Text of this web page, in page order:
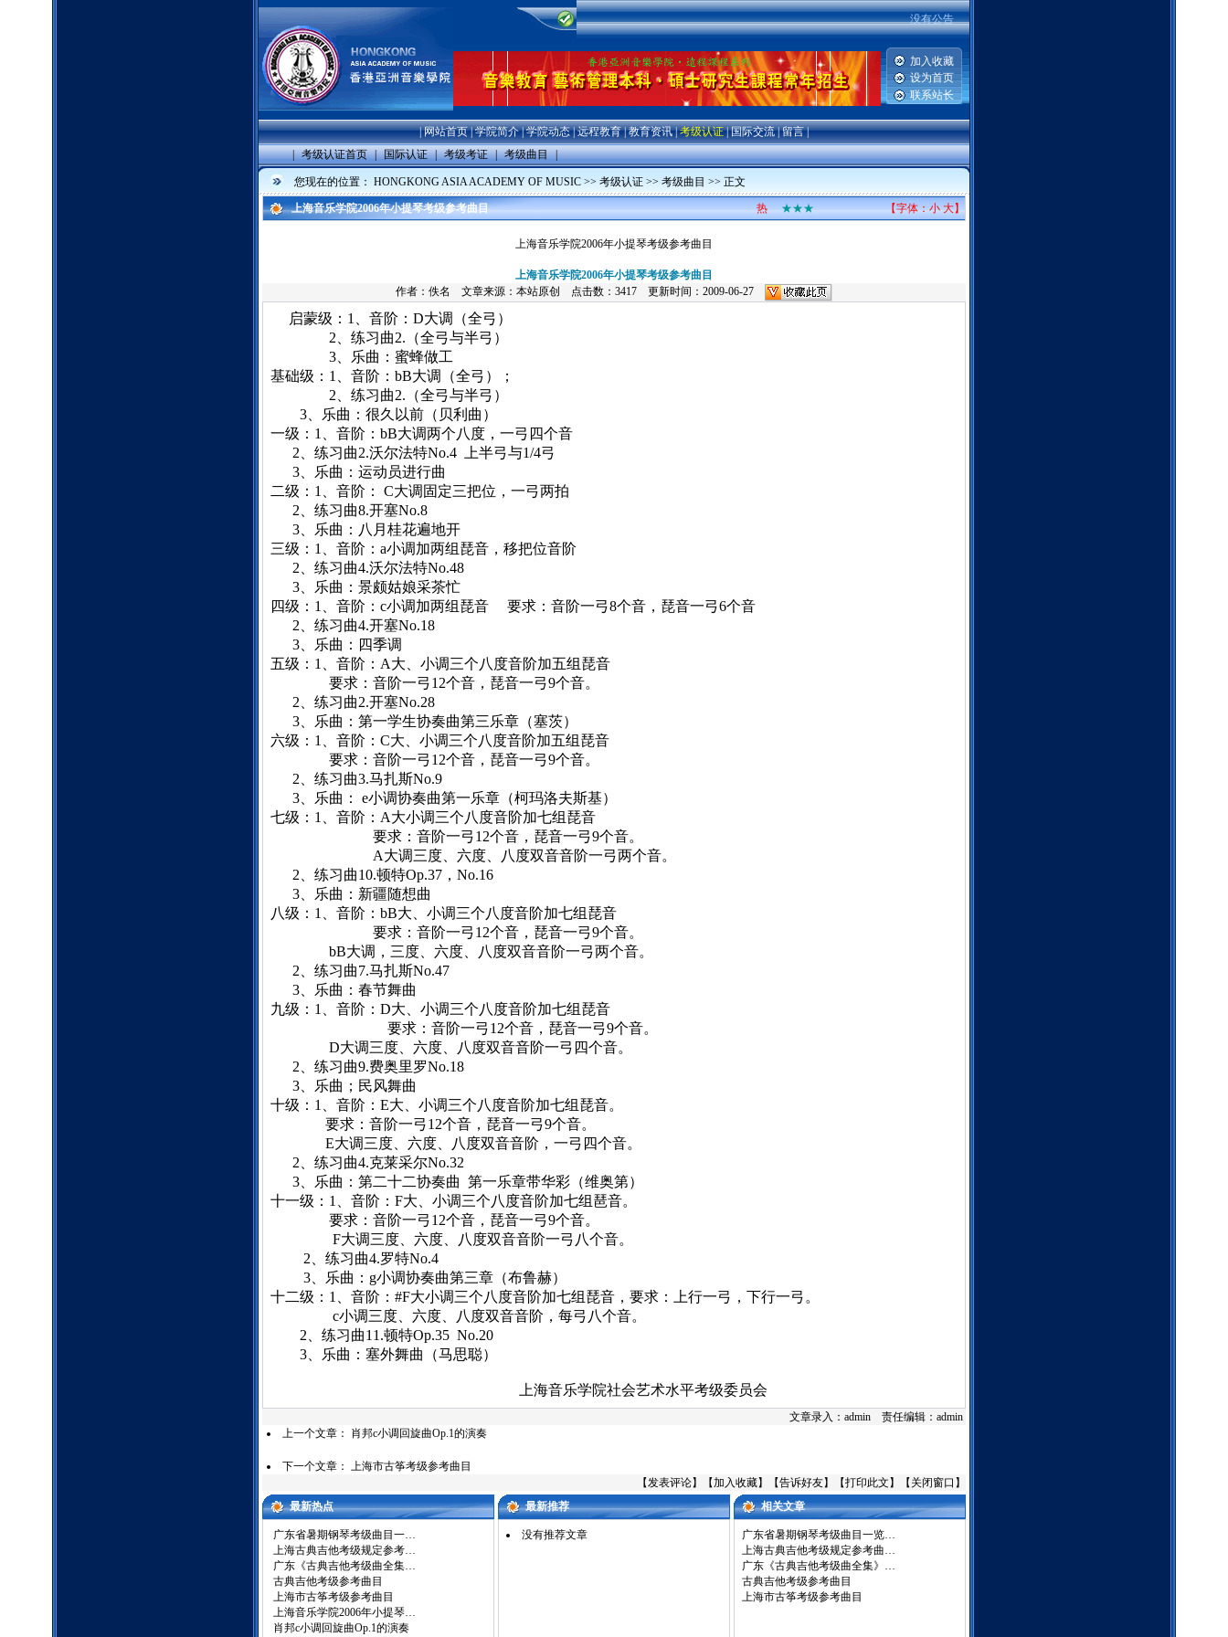
没有公告
加入收藏
设为首页
联系站长
|网站首页|学院简介|学院动态|远程教育|教育资讯|考级认证|国际交流|留言|
| 考级认证首页 | 国际认证 | 考级考证 | 考级曲目 |
您现在的位置： HONGKONG ASIA ACADEMY OF MUSIC >> 考级认证 >> 考级曲目 >> 正文
上海音乐学院2006年小提琴考级参考曲目 热 ★★★ 【字体：小 大】
上海音乐学院2006年小提琴考级参考曲目
上海音乐学院2006年小提琴考级参考曲目
作者：佚名 文章来源：本站原创 点击数：3417 更新时间：2009-06-27
启蒙级： 1 、音阶： D大调（全弓）
2 、练习曲2. （全弓与半弓）
3 、乐曲：蜜蜂做工
基础级： 1 、音阶： bB大调（全弓）；
2 、练习曲2. （全弓与半弓）
3 、乐曲：很久以前（贝利曲）
一级： 1 、音阶： bB大调两个八度，一弓四个音
2 、练习曲2.沃尔法特No.4 上半弓与1/4弓
3 、乐曲：运动员进行曲
二级： 1 、音阶： C大调固定三把位，一弓两拍
2 、练习曲8.开塞No.8
3 、乐曲：八月桂花遍地开
三级： 1 、音阶： a小调加两组琵音，移把位音阶
2 、练习曲4.沃尔法特No.48
3 、乐曲：景颇姑娘采茶忙
四级： 1 、音阶： c小调加两组琵音 要求：音阶一弓8个音，琵音一弓6个音
2 、练习曲4.开塞No.18
3 、乐曲：四季调
五级： 1 、音阶： A大、小调三个八度音阶加五组琵音
要求：音阶一弓12个音，琵音一弓9个音。
2 、练习曲2.开塞No.28
3 、乐曲：第一学生协奏曲第三乐章（塞茨）
六级： 1 、音阶： C大、小调三个八度音阶加五组琵音
要求：音阶一弓12个音，琵音一弓9个音。
2 、练习曲3.马扎斯No.9
3 、乐曲： e小调协奏曲第一乐章（柯玛洛夫斯基）
七级： 1 、音阶： A大小调三个八度音阶加七组琵音
要求：音阶一弓12个音，琵音一弓9个音。
A大调三度、六度、八度双音音阶一弓两个音。
2 、练习曲10.顿特Op.37 ， No.16
3 、乐曲：新疆随想曲
八级： 1 、音阶： bB大、小调三个八度音阶加七组琵音
要求：音阶一弓12个音，琵音一弓9个音。
bB大调，三度、六度、八度双音音阶一弓两个音。
2 、练习曲7.马扎斯No.47
3 、乐曲：春节舞曲
九级： 1 、音阶： D大、小调三个八度音阶加七组琵音
要求：音阶一弓12个音，琵音一弓9个音。
D大调三度、六度、八度双音音阶一弓四个音。
2 、练习曲9.费奥里罗No.18
3 、乐曲；民风舞曲
十级： 1 、音阶： E大、小调三个八度音阶加七组琵音。
要求：音阶一弓12个音，琵音一弓9个音。
E大调三度、六度、八度双音音阶，一弓四个音。
2 、练习曲4.克莱采尔No.32
3 、乐曲：第二十二协奏曲 第一乐章带华彩（维奥第）
十一级： 1 、音阶： F大、小调三个八度音阶加七组琶音。
要求：音阶一弓12个音，琵音一弓9个音。
F大调三度、六度、八度双音音阶一弓八个音。
2 、练习曲4.罗特No.4
3 、乐曲： g小调协奏曲第三章（布鲁赫）
十二级： 1 、音阶： #F大小调三个八度音阶加七组琵音，要求：上行一弓，下行一弓。
c小调三度、六度、八度双音音阶，每弓八个音。
2 、练习曲11.顿特Op.35 No.20
3 、乐曲：塞外舞曲（马思聪）
上海音乐学院社会艺术水平考级委员会
文章录入：admin 责任编辑：admin
上一个文章： 肖邦c小调回旋曲Op.1的演奏
下一个文章： 上海市古筝考级参考曲目
【发表评论】【加入收藏】【告诉好友】【打印此文 】【 关闭窗口 】
最新热点
最新推荐 相关文章
广东省暑期钢琴考级曲目一…
上海古典吉他考级规定参考…
广东《古典吉他考级曲全集…
古典吉他考级参考曲目
上海市古筝考级参考曲目
上海音乐学院2006年小提琴…
肖邦c小调回旋曲Op.1的演奏
没有推荐文章
广东省暑期钢琴考级曲目一览…
上海古典吉他考级规定参考曲…
广东《古典吉他考级曲全集》…
古典吉他考级参考曲目
上海市古筝考级参考曲目